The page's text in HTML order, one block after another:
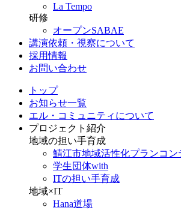
La Tempo
研修
オープンSABAE
講演依頼・視察について
採用情報
お問い合わせ
トップ
お知らせ一覧
エル・コミュニティについて
プロジェクト紹介
地域の担い手育成
鯖江市地域活性化プランコン
学生団体with
ITの担い手育成
地域×IT
Hana道場